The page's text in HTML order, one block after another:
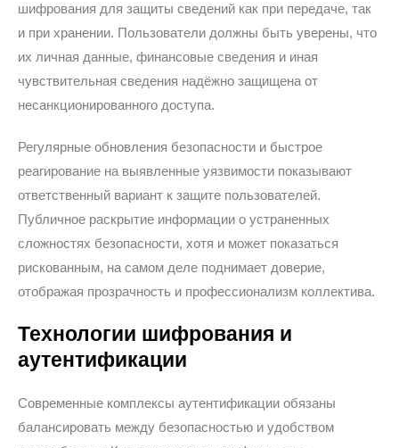
шифрования для защиты сведений как при передаче, так
и при хранении. Пользователи должны быть уверены, что
их личная данные, финансовые сведения и иная
чувствительная сведения надёжно защищена от
несанкционированного доступа.
Регулярные обновления безопасности и быстрое
реагирование на выявленные уязвимости показывают
ответственный вариант к защите пользователей.
Публичное раскрытие информации о устраненных
сложностях безопасности, хотя и может показаться
рискованным, на самом деле поднимает доверие,
отображая прозрачность и профессионализм коллектива.
Технологии шифрования и
аутентификации
Современные комплексы аутентификации обязаны
балансировать между безопасностью и удобством